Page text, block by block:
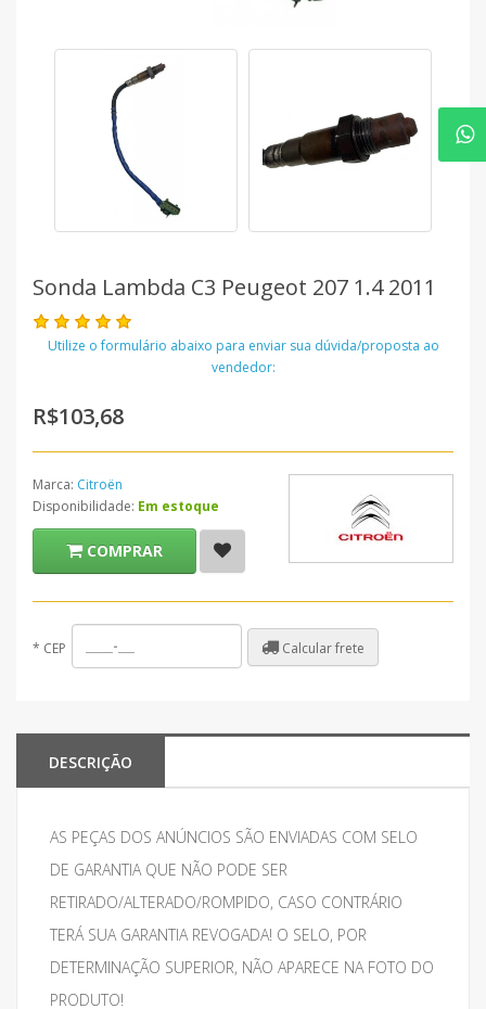
Sonda Lambda C3 Peugeot 207 1.4 2011
Utilize o formulário abaixo para enviar sua dúvida/proposta ao
vendedor:
R$103,68
Marca: Citroën
Disponibilidade: Em estoque
COMPRAR
* CEP Calcular frete
DESCRIÇÃO
AS PEÇAS DOS ANÚNCIOS SÃO ENVIADAS COM SELO
DE GARANTIA QUE NÃO PODE SER
RETIRADO/ALTERADO/ROMPIDO, CASO CONTRÁRIO
TERÁ SUA GARANTIA REVOGADA! O SELO, POR
DETERMINAÇÃO SUPERIOR, NÃO APARECE NA FOTO DO
PRODUTO!